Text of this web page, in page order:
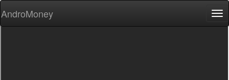
AndroMoney